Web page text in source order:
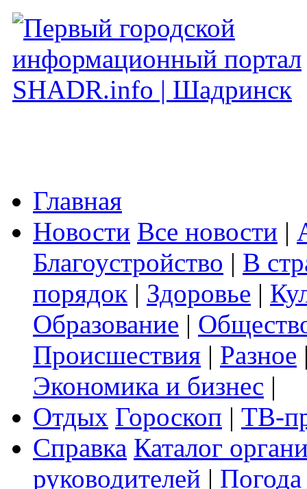
Главная
Новости Все новости |
Благоустройство | В
порядок | Здоровье |
Образование |
Происшествия | Разное
Экономика и бизнес |
Отдых Гороскоп | ТВ-
Справка Каталог
руководителей |